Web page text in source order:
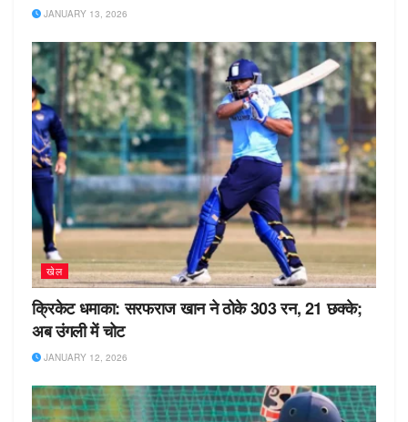
JANUARY 13, 2026
खेल
क्रिकेट धमाका: सरफराज खान ने ठोके 303 रन, 21 छक्के;
अब उंगली में चोट
JANUARY 12, 2026